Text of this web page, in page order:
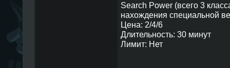
Search Power (всего 3
нахождения специальной
Цена: 2/4/6
Длительность: 30 минут
Лимит: Нет